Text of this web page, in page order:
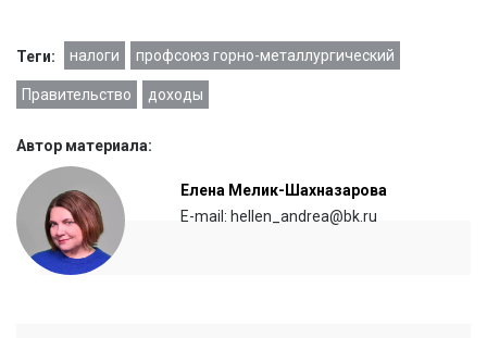
Теги: налоги профсоюз горно-металлургический
Правительство доходы
Автор материала:
Елена Мелик-Шахназарова
E-mail: hellen_andrea@bk.ru